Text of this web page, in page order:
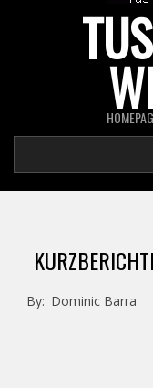
Navigation
By: Dominic Barra